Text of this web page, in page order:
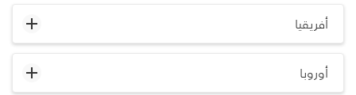
أفريقيا
أوروبا